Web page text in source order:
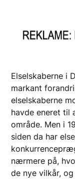
Elselskaberne i
markant
elselskaberne
havde eneret til
område. Men i
siden da har
nærmere på,
de nye vilkår,